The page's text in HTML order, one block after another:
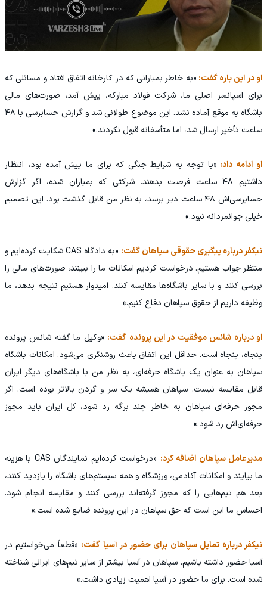
او در این باره گفت: «به خاطر بمبارانی که در کارخانه اتفاق افتاد و مسائلی که
برای اسپانسر اصلی ما، شرکت فولاد مبارکه، پیش آمد، صورت‌های مالی
باشگاه به موقع آماده نشد. این موضوع طولانی شد و گزارش حسابرسی با ۴۸
ساعت تأخیر ارسال شد، اما متأسفانه قبول نکردند.»
او ادامه داد: «با توجه به شرایط جنگی که برای ما پیش آمده بود، انتظار
داشتیم ۴۸ ساعت فرصت بدهند. شرکتی که بمباران شده، اگر گزارش
حسابرسی‌اش ۴۸ ساعت دیر برسد، به نظر من قابل گذشت بود. این تصمیم
خیلی جوانمردانه نبود.»
نیکفر درباره پیگیری حقوقی سپاهان گفت:
«به دادگاه CAS شکایت کرده‌ایم و
منتظر جواب هستیم. درخواست کردیم امکانات ما را ببینند، صورت‌های مالی را
بررسی کنند و با سایر باشگاه‌ها مقایسه کنند. امیدوار هستیم نتیجه بدهد، ما
وظیفه داریم از حقوق سپاهان دفاع کنیم.»
او درباره شانس موفقیت در این پرونده گفت: «وکیل ما گفته شانس پرونده
پنجاه، پنجاه است. حداقل این اتفاق باعث روشنگری می‌شود. امکانات باشگاه
سپاهان به عنوان یک باشگاه حرفه‌ای، به نظر من با باشگاه‌های دیگر ایران
قابل مقایسه نیست. سپاهان همیشه یک سر و گردن بالاتر بوده است. اگر
مجوز حرفه‌ای سپاهان به خاطر چند برگه رد شود، کل ایران باید مجوز
حرفه‌ای‌اش رد شود.»
مدیرعامل سپاهان اضافه کرد:
«درخواست کرده‌ایم نمایندگان CAS با هزینه
ما بیایند و امکانات آکادمی، ورزشگاه و همه سیستم‌های باشگاه را بازدید کنند،
بعد هم تیم‌هایی را که مجوز گرفته‌اند بررسی کنند و مقایسه انجام شود.
احساس ما این است که حق سپاهان در این پرونده ضایع شده است.»
نیکفر درباره تمایل سپاهان برای حضور در آسیا گفت: «قطعاً می‌خواستیم در
آسیا حضور داشته باشیم. سپاهان در آسیا بیشتر از سایر تیم‌های ایرانی شناخته
شده است. برای ما حضور در آسیا اهمیت زیادی داشت.»